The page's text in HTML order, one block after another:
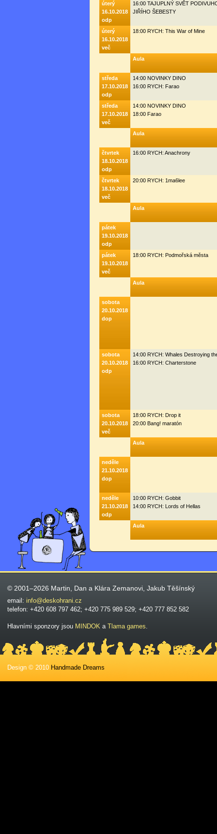
úterý
16.10.2018
odp
16:00 TAJUPLNÝ SVĚT
JIŘÍHO ŠEBESTY
úterý
16.10.2018
več
18:00 RYCH: This War of Mine
Aula
středa
17.10.2018
odp
14:00 NOVINKY DINO
16:00 RYCH: Farao
středa
17.10.2018
več
14:00 NOVINKY DINO
18:00 Farao
Aula
čtvrtek
18.10.2018
odp
16:00 RYCH: Anachrony
čtvrtek
18.10.2018
več
20:00 RYCH: 1ma6lee
Aula
pátek
19.10.2018
odp
pátek
19.10.2018
več
18:00 RYCH: Podmořská města
Aula
sobota
20.10.2018
dop
sobota
20.10.2018
odp
14:00 RYCH: Whales Destroying
16:00 RYCH: Charterstone
sobota
20.10.2018
več
18:00 RYCH: Drop it
20:00 Bang! maratón
Aula
neděle
21.10.2018
dop
neděle
21.10.2018
odp
10:00 RYCH: Gobbit
14:00 RYCH: Lords of Hellas
Aula
© 2001–2026 Martin, Dan a Klára Zemanovi, Jakub Těšínský
email: info@deskohrani.cz
telefon: +420 608 797 462; +420 775 989 529; +420 777 852 582
Hlavními sponzory jsou MINDOK a Tlama games.
Design © 2010 Handmade Dreams